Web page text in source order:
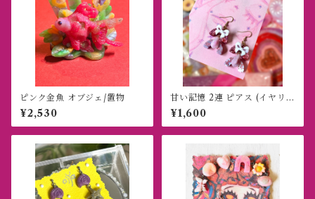
ピンク金魚 オブジェ/置物
¥2,530
甘い記憶 2連 ピアス (イヤリン
グ)
¥1,600